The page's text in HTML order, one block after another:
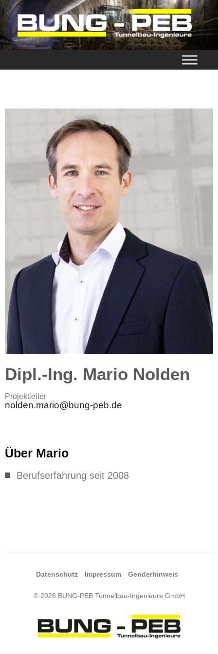
BUNG-PEB
Dipl.-Ing. Mario Nolden
Pro­jekt­lei­ter
nolden.mario@bung-peb.de
Über Mario
Berufs­er­fah­rung seit 2008
Daten­schutz Impres­sum Gen­der­hin­weis
© 2026 BUNG-PEB Tunnelbau-Ingenieure GmbH